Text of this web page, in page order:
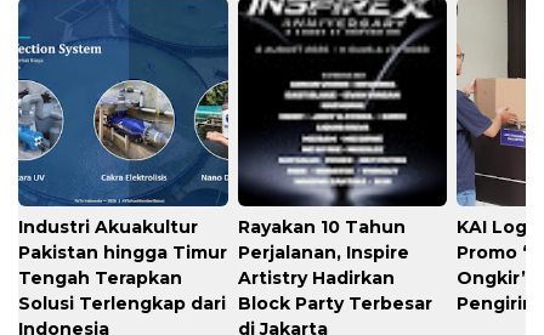
Industri Akuakultur
Pakistan hingga Timur
Tengah Terapkan
Solusi Terlengkap dari
Indonesia
Rayakan 10 Tahun
Perjalanan, Inspire
Artistry Hadirkan
Block Party Terbesar
di Jakarta
KAI
Promo
Ongkir”